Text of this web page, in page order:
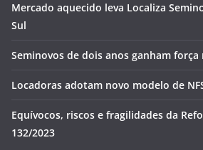
Mercado aquecido leva Localiza
Sul
Seminovos de dois anos ganham força
Locadoras adotam novo modelo de
Equívocos, riscos e fragilidades da
132/2023